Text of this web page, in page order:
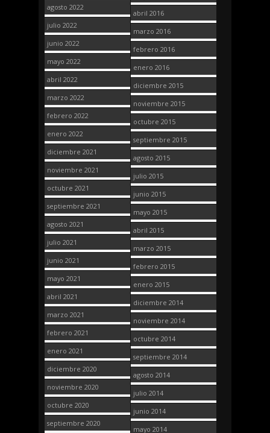
agosto 2022
julio 2022
junio 2022
mayo 2022
abril 2022
marzo 2022
febrero 2022
enero 2022
diciembre 2021
noviembre 2021
octubre 2021
septiembre 2021
agosto 2021
julio 2021
junio 2021
mayo 2021
abril 2021
marzo 2021
febrero 2021
enero 2021
diciembre 2020
noviembre 2020
octubre 2020
septiembre 2020
abril 2016
marzo 2016
febrero 2016
enero 2016
diciembre 2015
noviembre 2015
octubre 2015
septiembre 2015
agosto 2015
julio 2015
junio 2015
mayo 2015
abril 2015
marzo 2015
febrero 2015
enero 2015
diciembre 2014
noviembre 2014
octubre 2014
septiembre 2014
agosto 2014
julio 2014
junio 2014
mayo 2014